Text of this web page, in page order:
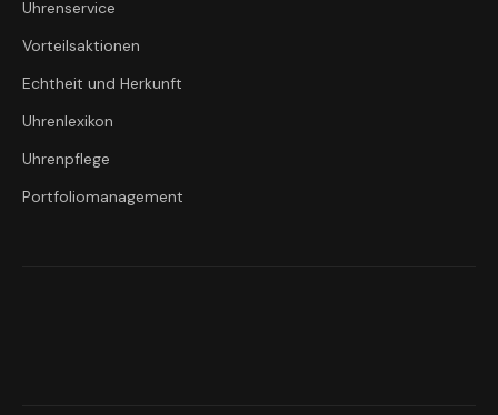
Uhrenservice
Vorteilsaktionen
Echtheit und Herkunft
Uhrenlexikon
Uhrenpflege
Portfoliomanagement